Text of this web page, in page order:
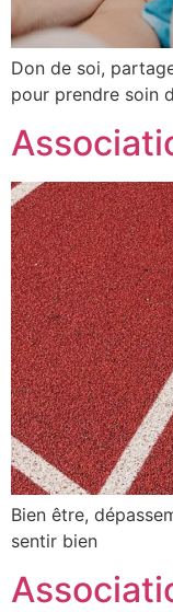
Don de soi,
pour prendre soin
Bien être,
sentir bien